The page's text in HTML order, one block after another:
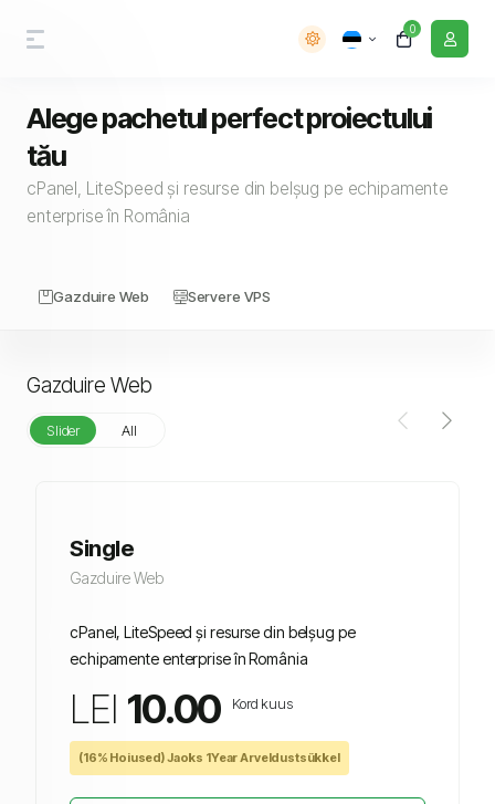
0
Alege pachetul perfect proiectului
tău
cPanel, LiteSpeed și resurse din belșug pe echipamente
enterprise în România
Gazduire Web Servere VPS
Gazduire Web
Slider All
Single
Gazduire Web
cPanel, LiteSpeed și resurse din belșug pe
echipamente enterprise în România
LEI 10.00 Kord kuus
(16% Hoiused) Jaoks 1Year Arveldustsükkel